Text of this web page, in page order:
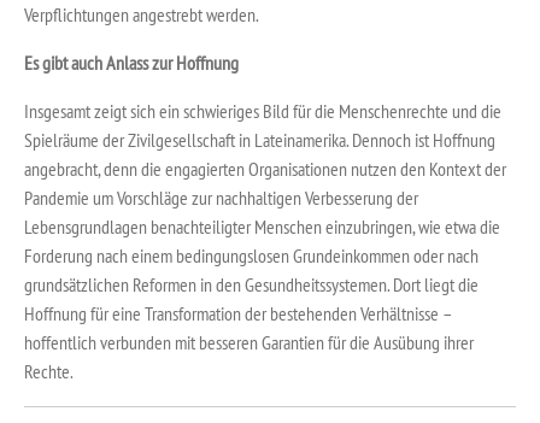
Verpflichtungen angestrebt werden.
Es gibt auch Anlass zur Hoffnung
Insgesamt zeigt sich ein schwieriges Bild für die Menschenrechte und die
Spielräume der Zivilgesellschaft in Lateinamerika. Dennoch ist Hoffnung
angebracht, denn die engagierten Organisationen nutzen den Kontext der
Pandemie um Vorschläge zur nachhaltigen Verbesserung der
Lebensgrundlagen benachteiligter Menschen einzubringen, wie etwa die
Forderung nach einem bedingungslosen Grundeinkommen oder nach
grundsätzlichen Reformen in den Gesundheitssystemen. Dort liegt die
Hoffnung für eine Transformation der bestehenden Verhältnisse –
hoffentlich verbunden mit besseren Garantien für die Ausübung ihrer
Rechte.